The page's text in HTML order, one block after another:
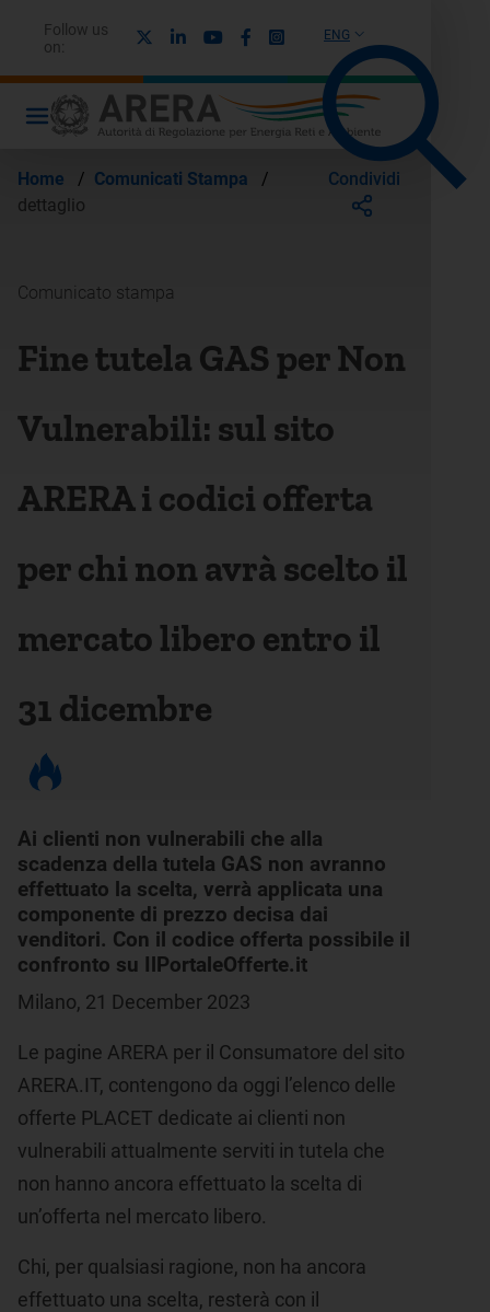
ENG
Follow us
on:
LinkedinYoutubeFacebook
Instagram
Home / Comunicati Stampa
/
dettaglio
Condividi
Comunicato stampa
Fine tutela GAS per Non
Vulnerabili: sul sito
ARERA i codici offerta
per chi non avrà scelto il
mercato libero entro il
31 dicembre
Ai clienti non vulnerabili che alla
scadenza della tutela GAS non avranno
effettuato la scelta, verrà applicata una
componente di prezzo decisa dai
venditori. Con il codice offerta possibile il
confronto su IlPortaleOfferte.it
Milano, 21 December 2023
Le pagine ARERA per il Consumatore del sito
ARERA.IT, contengono da oggi l’elenco delle
offerte PLACET dedicate ai clienti non
vulnerabili attualmente serviti in tutela che
non hanno ancora effettuato la scelta di
un’offerta nel mercato libero.
Chi, per qualsiasi ragione, non ha ancora
effettuato una scelta, resterà con il